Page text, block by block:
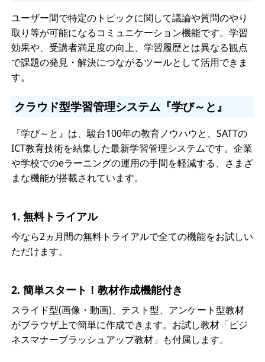
ユーザー間で特定のトピックに関して議論や質問のやり
取り等が可能になるコミュニケーション機能です。学習
効果や、受講者満足度の向上、学習履歴とは異なる観点
で課題の発見・解決につながるツールとして活用できま
す。
クラウド型学習管理システム『学び～と』
『学び～と』は、駿台100年の教育ノウハウと、SATTの
ICT教育技術を結集した最新学習管理システムです。企業
や学校でのeラーニングの運用の手間を軽減する、さまざ
まな機能が搭載されています。
1. 無料トライアル
今なら2ヵ月間の無料トライアルで全ての機能をお試しい
ただけます。
2. 簡単スタート！教材作成機能付き
スライド型(画像・動画)、テスト型、アンケート型教材
がブラウザ上で簡単に作成できます。お試し教材「ビジ
ネスマナーブラッシュアップ教材」も付属します。